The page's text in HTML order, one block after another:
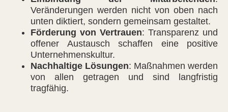
Veränderungen werden nicht von oben nach
unten diktiert, sondern gemeinsam gestaltet.
Förderung von Vertrauen: Transparenz und
offener Austausch schaffen eine positive
Unternehmenskultur.
Nachhaltige Lösungen: Maßnahmen werden
von allen getragen und sind langfristig
tragfähig.